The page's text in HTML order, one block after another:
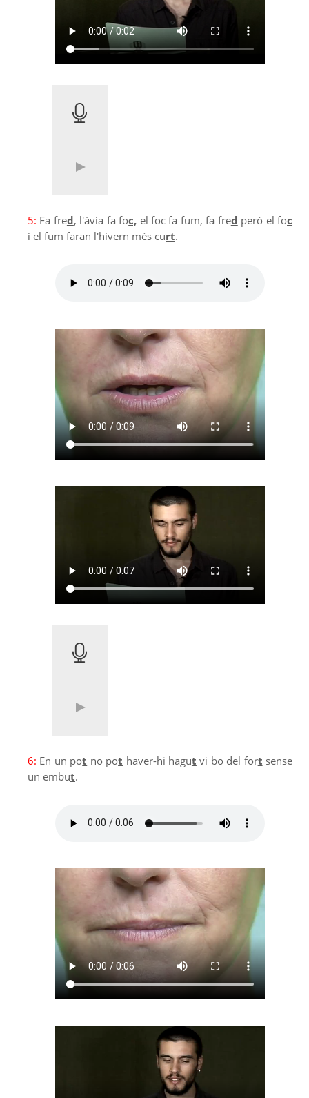
5: Fa fred, l'àvia fa foc, el foc fa fum, fa fred però el foc
i el fum faran l'hivern més curt.
6: En un pot no pot haver-hi hagut vi bo del fort sense
un embut.